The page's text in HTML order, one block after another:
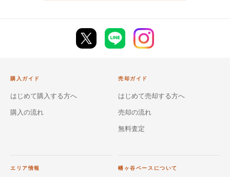
購入ガイド
はじめて購入する方へ
購入の流れ
売却ガイド
はじめて売却する方へ
売却の流れ
無料査定
エリア情報 幡ヶ谷ベースについて